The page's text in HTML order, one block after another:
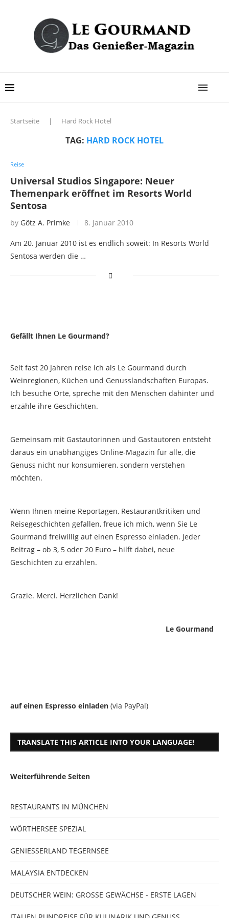
Startseite | Hard Rock Hotel
TAG: HARD ROCK HOTEL
Reise
Universal Studios Singapore: Neuer
Themenpark eröffnet im Resorts World
Sentosa
by Götz A. Primke 8. Januar 2010
Am 20. Januar 2010 ist es endlich soweit: In Resorts World
Sentosa werden die …
Gefällt Ihnen Le Gourmand?
Seit fast 20 Jahren reise ich als Le Gourmand durch
Weinregionen, Küchen und Genusslandschaften Europas.
Ich besuche Orte, spreche mit den Menschen dahinter und
erzähle ihre Geschichten.
Gemeinsam mit Gastautorinnen und Gastautoren entsteht
daraus ein unabhängiges Online-Magazin für alle, die
Genuss nicht nur konsumieren, sondern verstehen
möchten.
Wenn Ihnen meine Reportagen, Restaurantkritiken und
Reisegeschichten gefallen, freue ich mich, wenn Sie Le
Gourmand freiwillig auf einen Espresso einladen. Jeder
Beitrag – ob 3, 5 oder 20 Euro – hilft dabei, neue
Geschichten zu erzählen.
Grazie. Merci. Herzlichen Dank!
Le Gourmand
auf einen Espresso einladen (via PayPal)
TRANSLATE THIS ARTICLE INTO YOUR LANGUAGE!
Weiterführende Seiten
RESTAURANTS IN MÜNCHEN
WÖRTHERSEE SPEZIAL
GENIESSERLAND TEGERNSEE
MALAYSIA ENTDECKEN
DEUTSCHER WEIN: GROSSE GEWÄCHSE - ERSTE LAGEN